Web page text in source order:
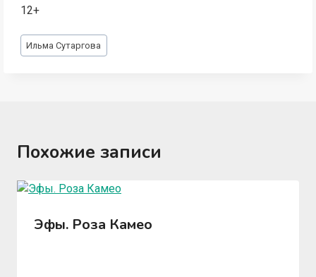
12+
Метки
записи:
Ильма Сутаргова
Похожие записи
Эфы. Роза Камео